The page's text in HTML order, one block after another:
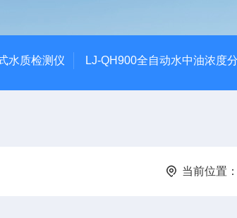
水质检测仪 LJ-QH900全自动水中油浓度
当前位置：